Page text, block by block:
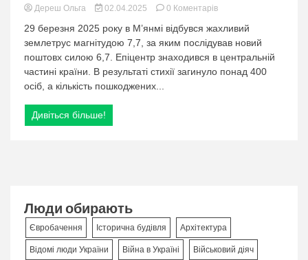
Дереш Ольга 02.04.2025 0 Коментарівв
Потужний
землетрус
зруйнував
храми
29 березня 2025 року в М’янмі відбувся жахливий
землетрус магнітудою 7,7, за яким послідував новий
поштовх силою 6,7. Епіцентр знаходився в центральній
частині країни. В результаті стихії загинуло понад 400
осіб, а кількість пошкоджених...
Дивіться більше!
Люди обирають
Євробачення Історична будівля Архітектура
Відомі люди України Війна в Україні Військовий діяч